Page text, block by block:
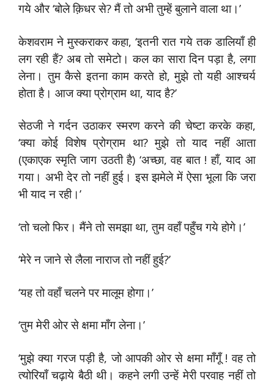
गये और ‘बोले क़िधर से? मैं तो अभी तुम्हें बुलाने वाला था।’
केशवराम ने मुस्कराकर कहा, ‘इतनी रात गये तक डालियाँ ही
लग रही हैं? अब तो समेटो। कल का सारा दिन पड़ा है, लगा
लेना। तुम कैसे इतना काम करते हो, मुझे तो यही आश्चर्य
होता है। आज क्या प्रोग्राम था, याद है?’
सेठजी ने गर्दन उठाकर स्मरण करने की चेष्टा करके कहा,
‘क्या कोई विशेष प्रोग्राम था? मुझे तो याद नहीं आता
(एकाएक स्मृति जाग उठती है) ‘अच्छा, वह बात ! हाँ, याद आ
गया। अभी देर तो नहीं हुई। इस झमेले में ऐसा भूला कि जरा
भी याद न रही।’
‘तो चलो फिर। मैंने तो समझा था, तुम वहाँ पहुँच गये होगे।’
‘मेरे न जाने से लैला नाराज तो नहीं हुई?’
‘यह तो वहाँ चलने पर मालूम होगा।’
‘तुम मेरी ओर से क्षमा माँग लेना।’
‘मुझे क्या गरज पड़ी है, जो आपकी ओर से क्षमा माँगूँ ! वह तो
त्योरियाँ चढ़ाये बैठी थी। कहने लगी उन्हें मेरी परवाह नहीं तो